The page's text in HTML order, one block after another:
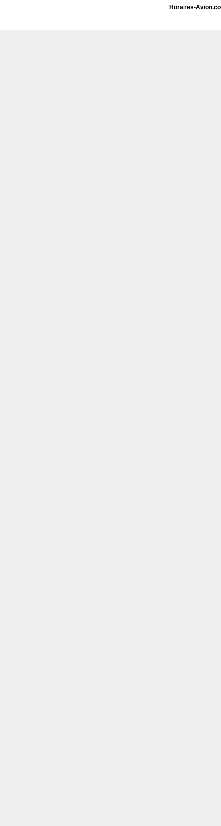
Horaires-